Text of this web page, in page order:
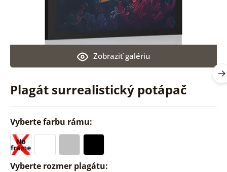
Plagát surrealistický potápač
Zobraziť galériu
Vyberte farbu rámu:
Vyberte rozmer plagátu: